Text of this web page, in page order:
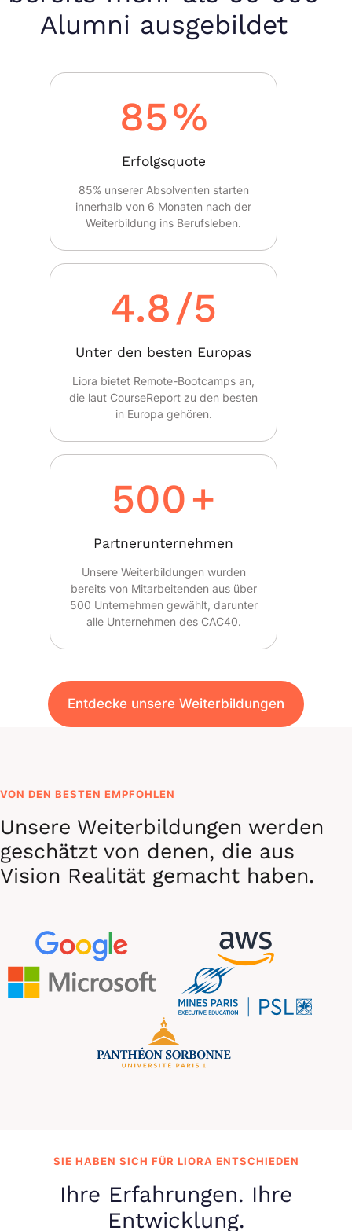
Alumni ausgebildet
85%
Erfolgsquote
85% unserer Absolventen starten
innerhalb von 6 Monaten nach der
Weiterbildung ins Berufsleben.
4.8/5
Unter den besten Europas
Liora bietet Remote-Bootcamps an,
die laut CourseReport zu den besten
in Europa gehören.
500+
Partnerunternehmen
Unsere Weiterbildungen wurden
bereits von Mitarbeitenden aus über
500 Unternehmen gewählt, darunter
alle Unternehmen des CAC40.
Entdecke unsere Weiterbildungen
VON DEN BESTEN EMPFOHLEN
Unsere Weiterbildungen werden
geschätzt von denen, die aus
Vision Realität gemacht haben.
SIE HABEN SICH FÜR LIORA ENTSCHIEDEN
Ihre Erfahrungen. Ihre
Entwicklung.